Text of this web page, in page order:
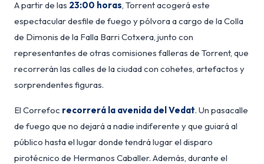
A partir de las 23:00 horas, Torrent acogerá este
espectacular desfile de fuego y pólvora a cargo de la Colla
de Dimonis de la Falla Barri Cotxera, junto con
representantes de otras comisiones falleras de Torrent, que
recorrerán las calles de la ciudad con cohetes, artefactos y
sorprendentes figuras.
El Correfoc recorrerá la avenida del Vedat. Un pasacalle
de fuego que no dejará a nadie indiferente y que guiará al
público hasta el lugar donde tendrá lugar el disparo
pirotécnico de Hermanos Caballer. Además, durante el